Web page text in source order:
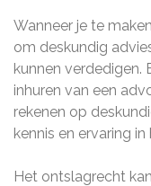
Wanneer je te
om deskundig
kunnen verdedigen.
inhuren van een
rekenen op
kennis en ervaring
Het ontslagrecht